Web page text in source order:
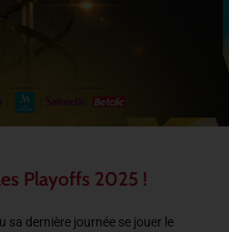
Playoffs 2025 !
sa dernière journée se jouer le